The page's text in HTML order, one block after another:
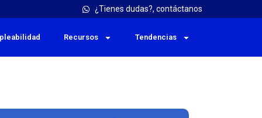
¿Tienes dudas?, contáctanos
Recursos Tendencias